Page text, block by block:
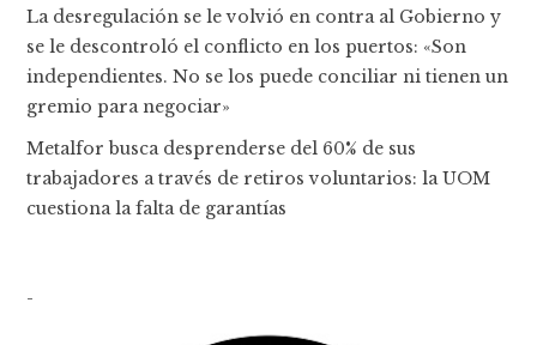
La desregulación se le volvió en contra al Gobierno y
se le descontroló el conflicto en los puertos: «Son
independientes. No se los puede conciliar ni tienen un
gremio para negociar»
Metalfor busca desprenderse del 60% de sus
trabajadores a través de retiros voluntarios: la UOM
cuestiona la falta de garantías
-